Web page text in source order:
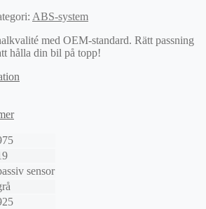
ABS-system
med OEM-standard. Rätt passning
hålla din bil på topp!
sensor